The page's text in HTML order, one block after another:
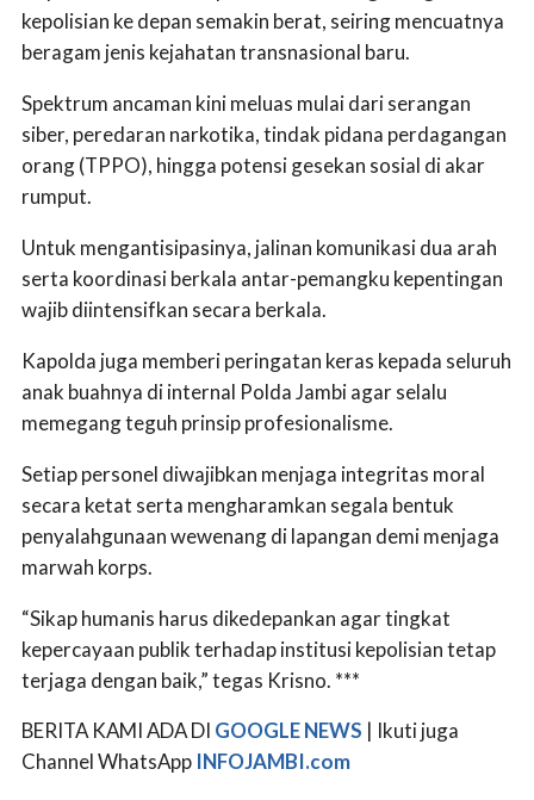
kepolisian ke depan semakin berat, seiring mencuatnya
beragam jenis kejahatan transnasional baru.
Spektrum ancaman kini meluas mulai dari serangan
siber, peredaran narkotika, tindak pidana perdagangan
orang (TPPO), hingga potensi gesekan sosial di akar
rumput.
Untuk mengantisipasinya, jalinan komunikasi dua arah
serta koordinasi berkala antar-pemangku kepentingan
wajib diintensifkan secara berkala.
Kapolda juga memberi peringatan keras kepada seluruh
anak buahnya di internal Polda Jambi agar selalu
memegang teguh prinsip profesionalisme.
Setiap personel diwajibkan menjaga integritas moral
secara ketat serta mengharamkan segala bentuk
penyalahgunaan wewenang di lapangan demi menjaga
marwah korps.
“Sikap humanis harus dikedepankan agar tingkat
kepercayaan publik terhadap institusi kepolisian tetap
terjaga dengan baik,” tegas Krisno. ***
BERITA KAMI ADA DI GOOGLE NEWS | Ikuti juga
Channel WhatsApp INFOJAMBI.com